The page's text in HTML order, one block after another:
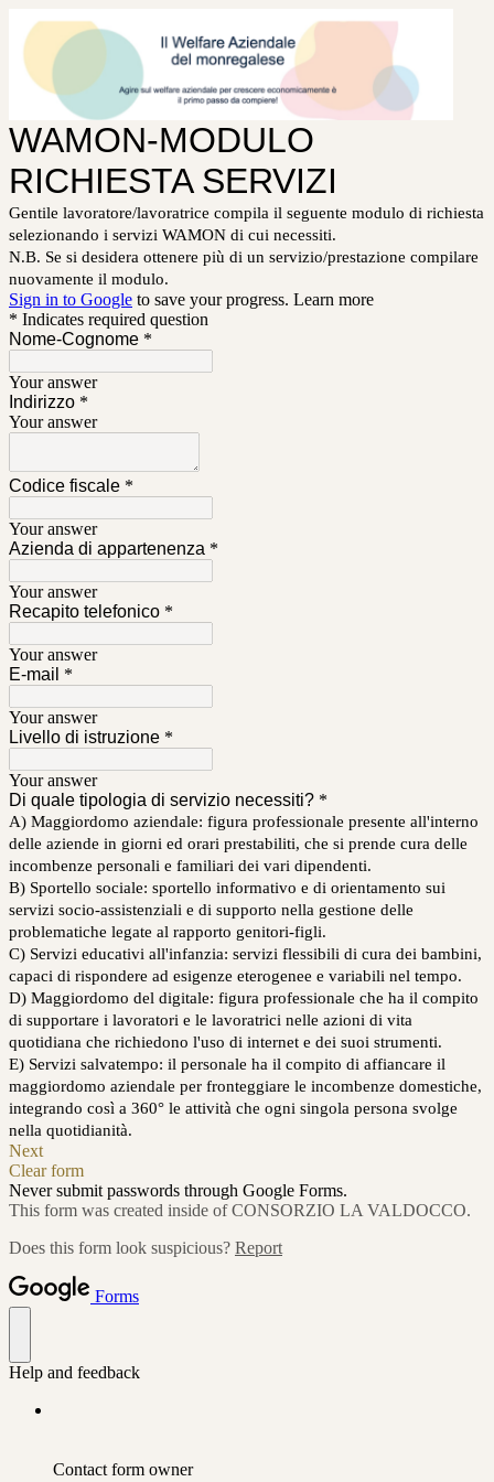
WAMON-MODULO
RICHIESTA SERVIZI
Gentile lavoratore/lavoratrice compila il seguente modulo di richiesta
selezionando i servizi WAMON di cui necessiti.
N.B. Se si desidera ottenere più di un servizio/prestazione compilare
nuovamente il modulo.
Sign in to Google to save your progress. Learn more
* Indicates required question
Nome-Cognome *
Your answer
Indirizzo *
Your answer
Codice fiscale *
Your answer
Azienda di appartenenza *
Your answer
Recapito telefonico *
Your answer
E-mail *
Your answer
Livello di istruzione *
Your answer
Di quale tipologia di servizio necessiti? *
A) Maggiordomo aziendale: figura professionale presente all'interno
delle aziende in giorni ed orari prestabiliti, che si prende cura delle
incombenze personali e familiari dei vari dipendenti.
B) Sportello sociale: sportello informativo e di orientamento sui
servizi socio-assistenziali e di supporto nella gestione delle
problematiche legate al rapporto genitori-figli.
C) Servizi educativi all'infanzia: servizi flessibili di cura dei bambini,
capaci di rispondere ad esigenze eterogenee e variabili nel tempo.
D) Maggiordomo del digitale: figura professionale che ha il compito
di supportare i lavoratori e le lavoratrici nelle azioni di vita
quotidiana che richiedono l'uso di internet e dei suoi strumenti.
E) Servizi salvatempo: il personale ha il compito di affiancare il
maggiordomo aziendale per fronteggiare le incombenze domestiche,
integrando così a 360° le attività che ogni singola persona svolge
nella quotidianità.
Next
Clear form
Never submit passwords through Google Forms.
This form was created inside of CONSORZIO LA VALDOCCO.
Does this form look suspicious? Report
Forms
Help and feedback
Contact form owner